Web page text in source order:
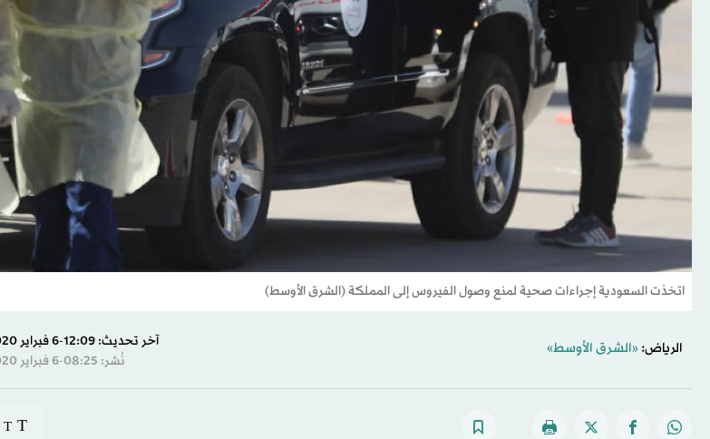
اتخذت السعودية إجراءات صحية لمنع وصول الفيروس إلى المملكة (الشرق الأوسط)
الرياض: «الشرق الأوسط»
آخر تحديث: 12:09-6 فبراير 2020 م ـ 12 جمادى الآخرة 1441 هـ
نُشر: 08:25-6 فبراير 2020 م ـ 12 جمادى الآخرة 1441 هـ
T
T